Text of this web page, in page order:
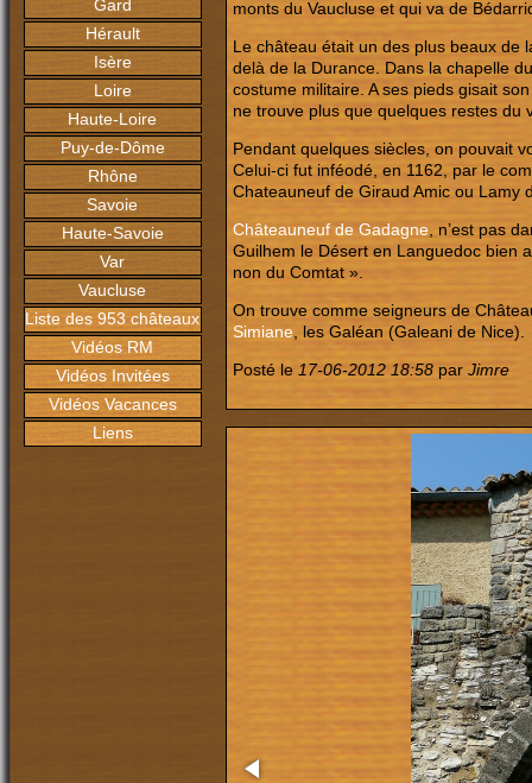
Gard
Hérault
Isère
Loire
Haute-Loire
Puy-de-Dôme
Rhône
Savoie
Haute-Savoie
Var
Vaucluse
Liste des 953 châteaux
Vidéos RM
Vidéos Invitées
Vidéos Vacances
Liens
monts du Vaucluse et qui va de
Le château était un des plus beaux de
delà de la Durance. Dans la chapelle
costume militaire. A ses pieds gisait
ne trouve plus que quelques restes du
Pendant quelques siècles, on pouvait
Celui-ci fut inféodé, en 1162, par le
Chateauneuf de Giraud Amic ou Lamy
Châteauneuf de Gadagne n’est pas
Guilhem le Désert en Languedoc bien
non du Comtat ».
On trouve comme seigneurs de
Simiane , les Galéan (Galeani de Nice).
Posté le 17-06-2012 18:58 par Jimre